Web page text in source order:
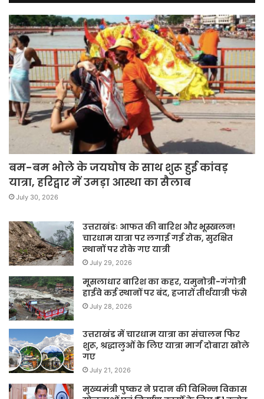
बम-बम भोले के जयघोष के साथ शुरू हुई कांवड़
यात्रा, हरिद्वार में उमड़ा आस्था का सैलाब
July 30, 2026
उत्तराखंडः आफत की बारिश और भूस्खलन!
चारधाम यात्रा पर लगाई गई रोक, सुरक्षित
स्थानों पर रोके गए यात्री
July 29, 2026
मूसलाधार बारिश का कहर, यमुनोत्री-गंगोत्री
हाईवे कई स्थानों पर बंद, हजारों तीर्थयात्री फंसे
July 28, 2026
उत्तराखंड में चारधाम यात्रा का संचालन फिर
शुरू, श्रद्धालुओं के लिए यात्रा मार्ग दोबारा खोले
गए
July 21, 2026
मुख्यमंत्री पुष्कर ने प्रदान की विभिन्न विकास